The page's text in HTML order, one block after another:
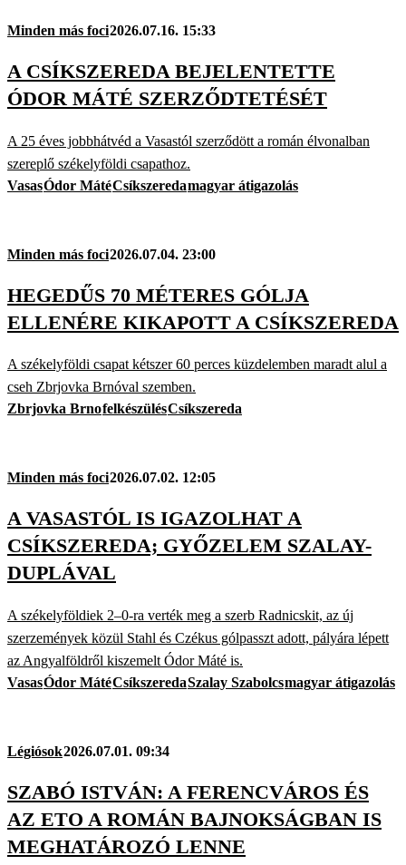
Minden más foci2026.07.16. 15:33
A CSÍKSZEREDA BEJELENTETTE
ÓDOR MÁTÉ SZERZŐDTETÉSÉT
A 25 éves jobbhátvéd a Vasastól szerződött a román élvonalban
szereplő székelyföldi csapathoz.
VasasÓdor MátéCsíkszeredamagyar átigazolás
Minden más foci2026.07.04. 23:00
HEGEDŰS 70 MÉTERES GÓLJA
ELLENÉRE KIKAPOTT A CSÍKSZEREDA
A székelyföldi csapat kétszer 60 perces küzdelemben maradt alul a
cseh Zbrjovka Brnóval szemben.
Zbrjovka BrnofelkészülésCsíkszereda
Minden más foci2026.07.02. 12:05
A VASASTÓL IS IGAZOLHAT A
CSÍKSZEREDA; GYŐZELEM SZALAY-
DUPLÁVAL
A székelyföldiek 2–0-ra verték meg a szerb Radnicskit, az új
szerzemények közül Stahl és Czékus gólpasszt adott, pályára lépett
az Angyalföldről kiszemelt Ódor Máté is.
VasasÓdor MátéCsíkszeredaSzalay Szabolcsmagyar átigazolás
Légiósok2026.07.01. 09:34
SZABÓ ISTVÁN: A FERENCVÁROS ÉS
AZ ETO A ROMÁN BAJNOKSÁGBAN IS
MEGHATÁROZÓ LENNE